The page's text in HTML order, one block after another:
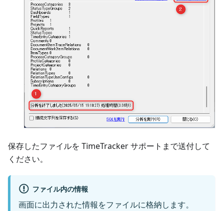
保存したファイルを TimeTracker サポートまで送付して
ください。
ファイル内の情報
画面に出力された情報をファイルに格納します。